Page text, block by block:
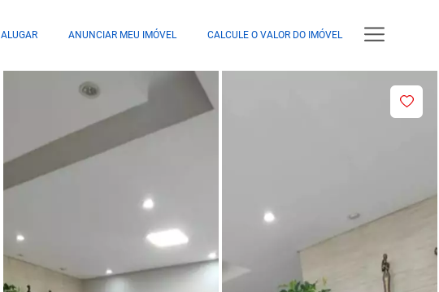
ALUGAR ANUNCIAR MEU IMÓVEL CALCULE O VALOR DO IMÓVEL